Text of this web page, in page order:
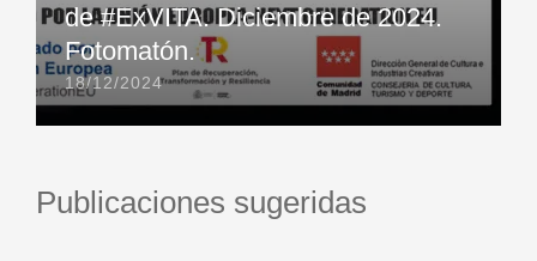
de #ExVITA. Diciembre de 2024.
Fotomatón.
18/12/2024
Publicaciones sugeridas